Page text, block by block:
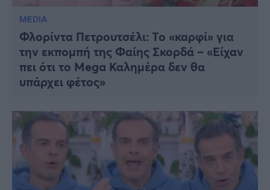
MEDIA
Φλορίντα Πετρουτσέλι: Το «καρφί» για
την εκπομπή της Φαίης Σκορδά – «Είχαν
πει ότι το Mega Καλημέρα δεν θα
υπάρχει φέτος»